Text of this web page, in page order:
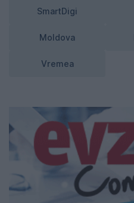
SmartDigi
Moldova
Vremea